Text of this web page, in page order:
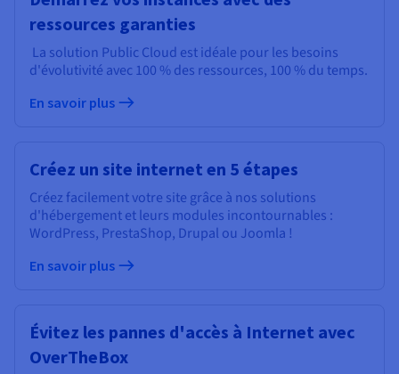
ressources garanties
La solution Public Cloud est idéale pour les besoins
d'évolutivité avec 100 % des ressources, 100 % du temps.
En savoir plus
Créez un site internet en 5 étapes
Créez facilement votre site grâce à nos solutions
d'hébergement et leurs modules incontournables :
WordPress, PrestaShop, Drupal ou Joomla !
En savoir plus
Évitez les pannes d'accès à Internet avec
OverTheBox